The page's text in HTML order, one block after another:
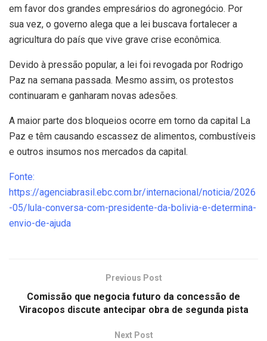
em favor dos grandes empresários do agronegócio. Por
sua vez, o governo alega que a lei buscava fortalecer a
agricultura do país que vive grave crise econômica.
Devido à pressão popular, a lei foi revogada por Rodrigo
Paz na semana passada. Mesmo assim, os protestos
continuaram e ganharam novas adesões.
A maior parte dos bloqueios ocorre em torno da capital La
Paz e têm causando escassez de alimentos, combustíveis
e outros insumos nos mercados da capital.
Fonte:
https://agenciabrasil.ebc.com.br/internacional/noticia/2026
-05/lula-conversa-com-presidente-da-bolivia-e-determina-
envio-de-ajuda
Previous Post
Comissão que negocia futuro da concessão de
Viracopos discute antecipar obra de segunda pista
Next Post